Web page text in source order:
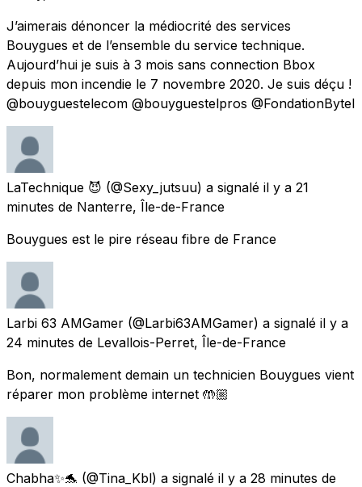
J’aimerais dénoncer la médiocrité des services
Bouygues et de l’ensemble du service technique.
Aujourd’hui je suis à 3 mois sans connection Bbox
depuis mon incendie le 7 novembre 2020. Je suis déçu !
@bouyguestelecom @bouyguestelpros @FondationBytel
LaTechnique 😈 (@Sexy_jutsuu) a signalé il y a 21
minutes de Nanterre, Île-de-France
Bouygues est le pire réseau fibre de France
Larbi 63 AMGamer (@Larbi63AMGamer) a signalé il y a
24 minutes de Levallois-Perret, Île-de-France
Bon, normalement demain un technicien Bouygues vient
réparer mon problème internet 🤲🏼
Chabha✨🐬 (@Tina_Kbl) a signalé il y a 28 minutes de